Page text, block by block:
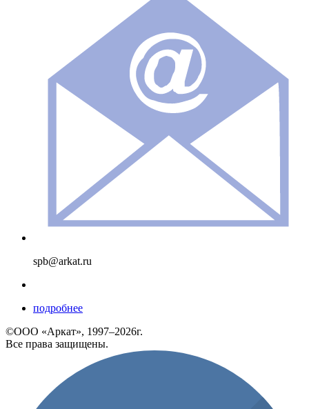
spb@arkat.ru
подробнее
©ООО «Аркат», 1997–2026г.
Все права защищены.